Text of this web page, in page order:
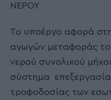
ΝΕΡΟΥ
Το υποέργο αφορά
αγωγών μεταφοράς
νερού συνολικού
σύστημα
τροφοδοσίας των